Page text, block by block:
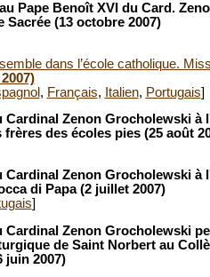
Pape Benoît XVI du Card.
Sacrée (13 octobre 2007)
dans l’école catholique.
, Français, Italien, Portugais]
Cardinal Zenon Grocholewski
frères des écoles pies (25 août
Cardinal Zenon Grocholewski
di Papa (2 juillet 2007)
]
Cardinal Zenon Grocholewski
de Saint Norbert au
juin 2007)